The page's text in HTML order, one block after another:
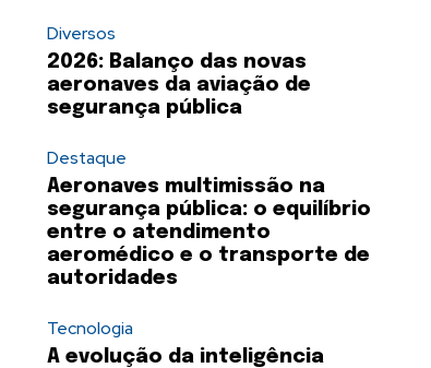
Diversos
2026: Balanço das novas
aeronaves da aviação de
segurança pública
Destaque
Aeronaves multimissão na
segurança pública: o equilíbrio
entre o atendimento
aeromédico e o transporte de
autoridades
Tecnologia
A evolução da inteligência